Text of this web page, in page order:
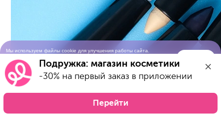
Мы используем файлы cookie для улучшения работы сайта.
использования cookie-файловПодружка: магазин косметики
-30% на первый заказ в приложении
Перейти